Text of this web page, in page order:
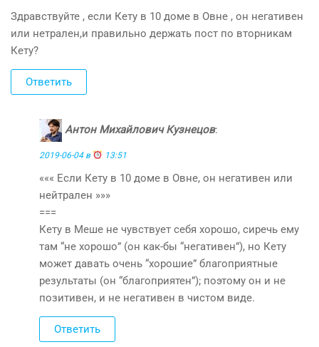
Здравствуйте , если Кету в 10 доме в Овне , он негативен
или нетрален,и правильно держать пост по вторникам
Кету?
Ответить
Антон Михайлович Кузнецов:
2019-06-04 в 13:51
««« Если Кету в 10 доме в Овне, он негативен или
нейтрален »»»
===
Кету в Меше не чувствует себя хорошо, сиречь ему
там “не хорошо” (он как-бы “негативен”), но Кету
может давать очень “хорошие” благоприятные
результаты (он “благоприятен”); поэтому он и не
позитивен, и не негативен в чистом виде.
Ответить